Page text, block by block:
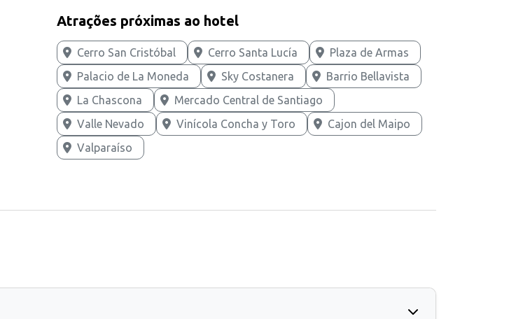
Atrações próximas ao hotel
Cerro San Cristóbal Cerro Santa Lucía
Plaza de Armas
Palacio de La Moneda
Sky Costanera
Barrio Bellavista
La Chascona
Mercado Central de Santiago
Valle Nevado
Vinícola Concha y Toro
Cajon del Maipo
Valparaíso